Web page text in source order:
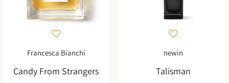
newin
Talisman
Francesca Bianchi
Candy From Strangers